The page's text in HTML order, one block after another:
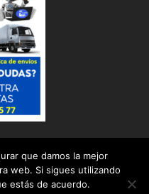
INDUSTRIAL (
que damos la mejor
web. Si sigues utilizando
estás de acuerdo.